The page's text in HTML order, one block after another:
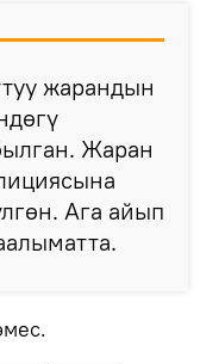
жарандын
Жаран
Ага айып